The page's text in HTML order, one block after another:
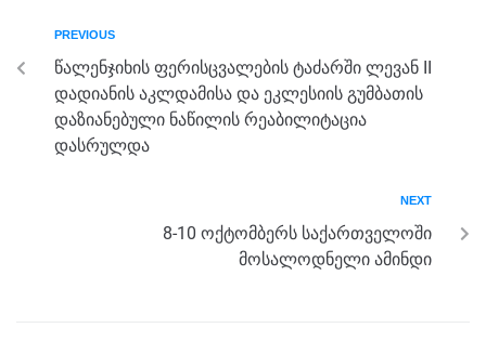
b
o
o
k
g
er
m p
p
PREVIOUS
წალენჯიხის ფერისცვალების ტაძარში ლევან II
დადიანის აკლდამისა და ეკლესიის გუმბათის
დაზიანებული ნაწილის რეაბილიტაცია
დასრულდა
NEXT
8-10 ოქტომბერს საქართველოში
მოსალოდნელი ამინდი